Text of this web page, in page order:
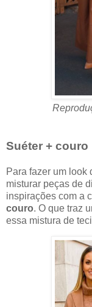
Suéter + couro
Para fazer um look
misturar peças de
inspirações com a
couro. O que traz
essa mistura de